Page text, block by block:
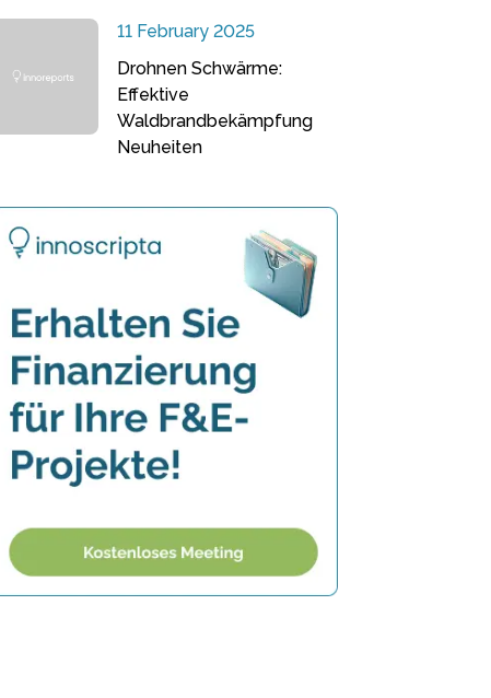
11 February 2025
Drohnen Schwärme:
Effektive
Waldbrandbekämpfung
Neuheiten